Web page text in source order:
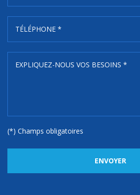
(*) Champs obligatoires
ENVOYER